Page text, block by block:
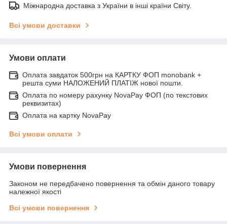
Міжнародна доставка з України в інші країни Світу.
Всі умови доставки
Умови оплати
Оплата завдаток 500грн на КАРТКУ ФОП monobank +
решта суми НАЛОЖЕНИЙ ПЛАТІЖ нової пошти.
Оплата по номеру рахунку NovaPay ФОП (по текстових
реквизитах)
Оплата на картку NovaPay
Всі умови оплати
Умови повернення
Законом не передбачено повернення та обмін даного товару
належної якості
Всі умови повернення